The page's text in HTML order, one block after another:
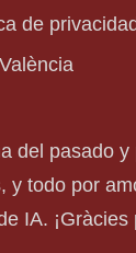
de
del pasado
y todo por
IA. ¡Gràcies